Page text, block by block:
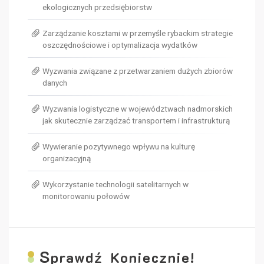
ekologicznych przedsiębiorstw
Zarządzanie kosztami w przemyśle rybackim strategie
oszczędnościowe i optymalizacja wydatków
Wyzwania związane z przetwarzaniem dużych zbiorów
danych
Wyzwania logistyczne w województwach nadmorskich
jak skutecznie zarządzać transportem i infrastrukturą
Wywieranie pozytywnego wpływu na kulturę
organizacyjną
Wykorzystanie technologii satelitarnych w
monitorowaniu połowów
Sprawdź Koniecznie!